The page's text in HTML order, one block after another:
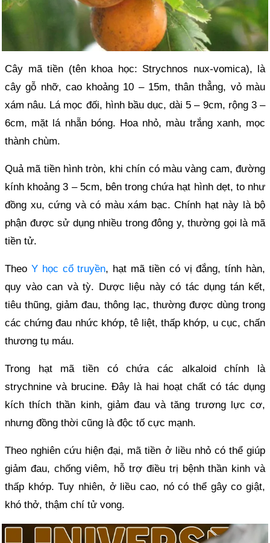
Cây mã tiền (tên khoa học: Strychnos nux-vomica), là
cây gỗ nhỡ, cao khoảng 10 – 15m, thân thẳng, vỏ màu
xám nâu. Lá mọc đối, hình bầu dục, dài 5 – 9cm, rộng 3 –
6cm, mặt lá nhẵn bóng. Hoa nhỏ, màu trắng xanh, mọc
thành chùm.
Quả mã tiền hình tròn, khi chín có màu vàng cam, đường
kính khoảng 3 – 5cm, bên trong chứa hạt hình dẹt, to như
đồng xu, cứng và có màu xám bạc. Chính hạt này là bộ
phận được sử dụng nhiều trong đông y, thường gọi là mã
tiền tử.
Theo Y học cổ truyền, hạt mã tiền có vị đắng, tính hàn,
quy vào can và tỳ. Dược liệu này có tác dụng tán kết,
tiêu thũng, giảm đau, thông lạc, thường được dùng trong
các chứng đau nhức khớp, tê liệt, thấp khớp, u cục, chấn
thương tụ máu.
Trong hạt mã tiền có chứa các alkaloid chính là
strychnine và brucine. Đây là hai hoạt chất có tác dụng
kích thích thần kinh, giảm đau và tăng trương lực cơ,
nhưng đồng thời cũng là độc tố cực mạnh.
Theo nghiên cứu hiện đại, mã tiền ở liều nhỏ có thể giúp
giảm đau, chống viêm, hỗ trợ điều trị bệnh thần kinh và
thấp khớp. Tuy nhiên, ở liều cao, nó có thể gây co giật,
khó thở, thậm chí tử vong.